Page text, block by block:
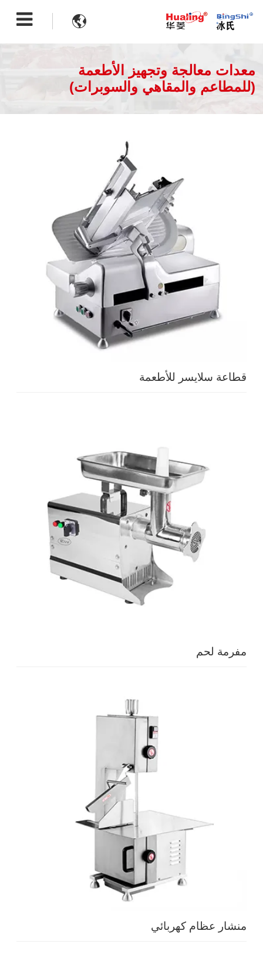

معدات معالجة وتجهيز الأطعمة
(للمطاعم والمقاهي والسوبرات)
قطاعة سلايسر للأطعمة
مفرمة لحم
منشار عظام كهربائي